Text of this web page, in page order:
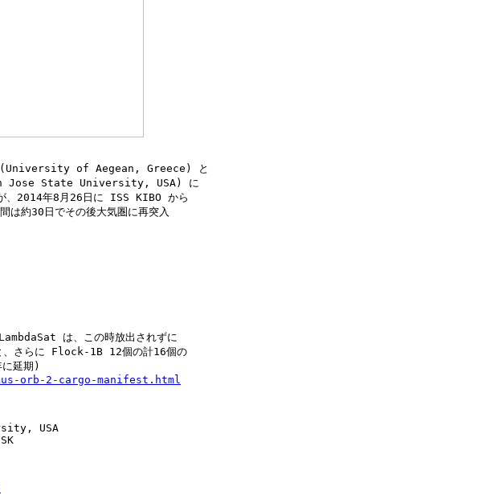
学 (University of Aegean, Greece) と
Jose State University, USA) に
2014年8月26日に ISS KIBO から
は約30日でその後大気圏に再突入
は、この時放出されずに
、さらに Flock-1B 12個の計16個の
orb-2-cargo-manifest.html
USA